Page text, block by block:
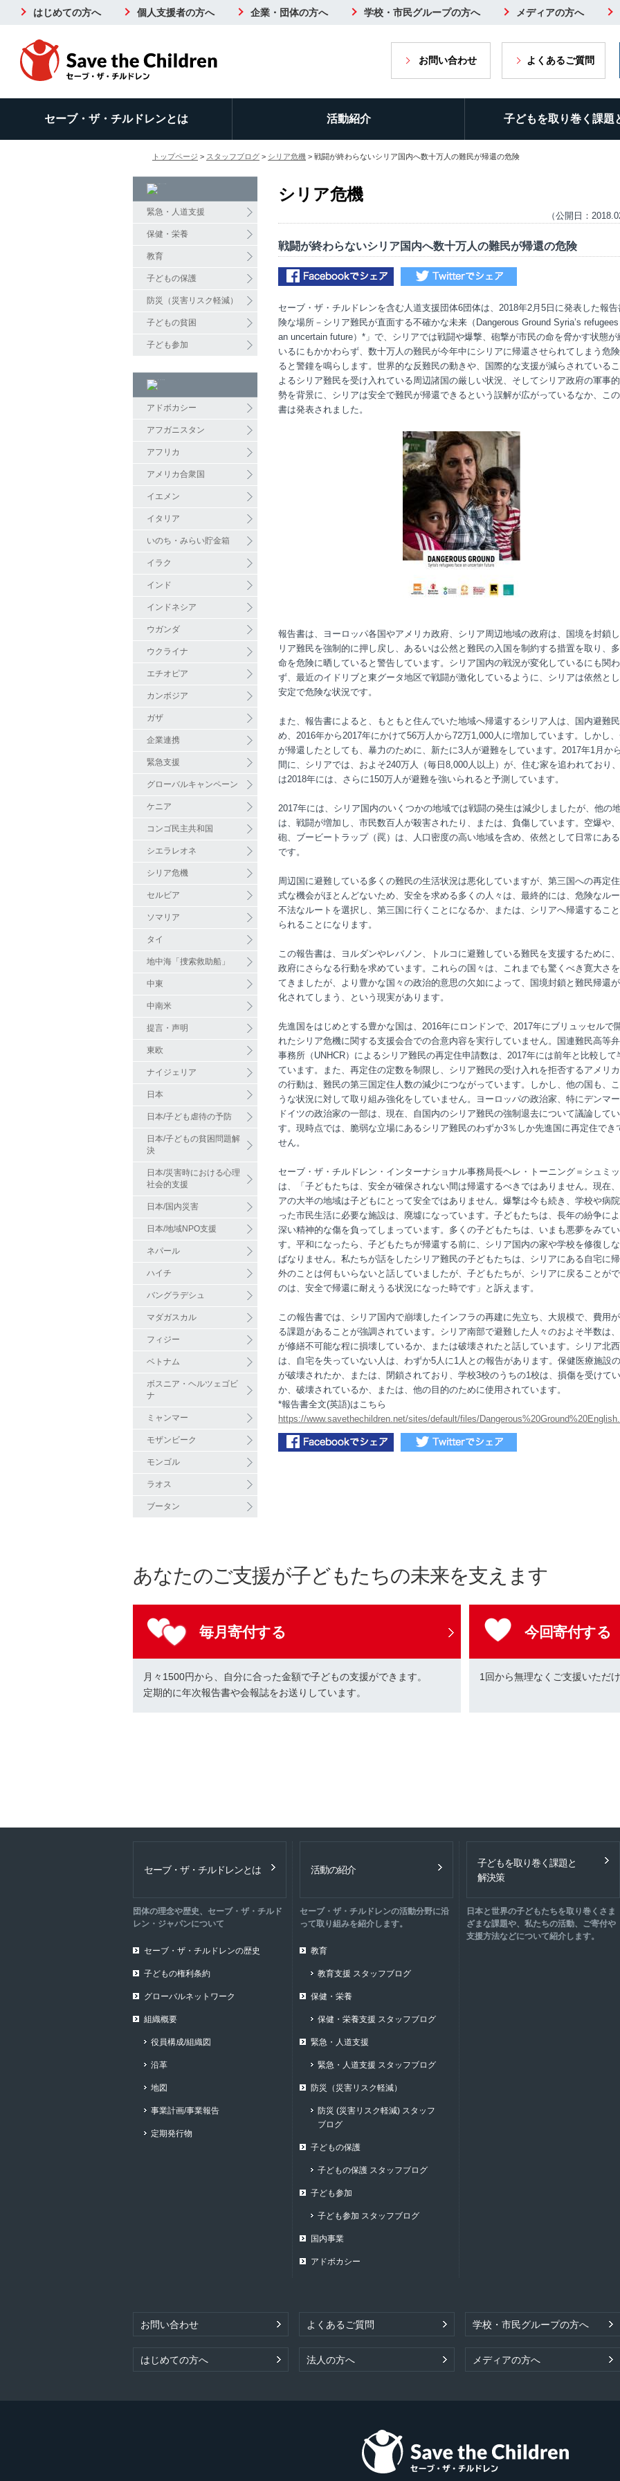
はじめての方へ 個人支援者の方へ 企業・団体の方へ 学校・市民グループの方へ メディアの方へ
お問い合わせ よくあるご質問
セーブ・ザ・チルドレンとは 活動紹介 子どもを取り巻く課題
トップページ > スタッフブログ > シリア危機 > 戦闘が終わらないシリア国内へ数十万人の難民が帰還の危険
緊急・人道支援
保健・栄養
教育
子どもの保護
防災（災害リスク軽減）
子どもの貧困
子ども参加
アドボカシー
アフガニスタン
アフリカ
アメリカ合衆国
イエメン
イタリア
いのち・みらい貯金箱
イラク
インド
インドネシア
ウガンダ
ウクライナ
エチオピア
カンボジア
ガザ
企業連携
緊急支援
グローバルキャンペーン
ケニア
コンゴ民主共和国
シエラレオネ
シリア危機
セルビア
ソマリア
タイ
地中海「捜索救助船」
中東
中南米
提言・声明
東欧
ナイジェリア
日本
日本/子ども虐待の予防
日本/子どもの貧困問題解
決
日本/災害時における心理
社会的支援
日本/国内災害
日本/地域NPO支援
ネパール
ハイチ
バングラデシュ
マダガスカル
フィジー
ベトナム
ボスニア・ヘルツェゴビ
ナ
ミャンマー
モザンビーク
モンゴル
ラオス
ブータン
シリア危機
（公開日：
戦闘が終わらないシリア国内へ数十万人の難民が帰還の危険
セーブ・ザ・チルドレンを含む人道支援団体6団体は、2018年2月5日に発表した報
険な場所－シリア難民が直面する不確かな未来（Dangerous Ground Syria’s
an uncertain future）*」で、シリアでは戦闘や爆撃、砲撃が市民の命を脅かす状態が
いるにもかかわらず、数十万人の難民が今年中にシリアに帰還させられてしまう危
ると警鐘を鳴らします。世界的な反難民の動きや、国際的な支援が減らされている
よるシリア難民を受け入れている周辺諸国の厳しい状況、そしてシリア政府の軍事
勢を背景に、シリアは安全で難民が帰還できるという誤解が広がっているなか、こ
書は発表されました。
報告書は、ヨーロッパ各国やアメリカ政府、シリア周辺地域の政府は、国境を封鎖
リア難民を強制的に押し戻し、あるいは公然と難民の入国を制約する措置を取り、
命を危険に晒していると警告しています。シリア国内の戦況が変化しているにも関
ず、最近のイドリブと東グータ地区で戦闘が激化しているように、シリアは依然と
安定で危険な状況です。
また、報告書によると、もともと住んでいた地域へ帰還するシリア人は、国内避難
め、2016年から2017年にかけて56万人から72万1,000人に増加しています。しかし
が帰還したとしても、暴力のために、新たに3人が避難をしています。2017年1月か
間に、シリアでは、およそ240万人（毎日8,000人以上）が、住む家を追われており
は2018年には、さらに150万人が避難を強いられると予測しています。
2017年には、シリア国内のいくつかの地域では戦闘の発生は減少しましたが、他の
は、戦闘が増加し、市民数百人が殺害されたり、または、負傷しています。空爆や
砲、ブービートラップ（罠）は、人口密度の高い地域を含め、依然として日常にあ
です。
周辺国に避難している多くの難民の生活状況は悪化していますが、第三国への再定
式な機会がほとんどないため、安全を求める多くの人々は、最終的には、危険なル
不法なルートを選択し、第三国に行くことになるか、または、シリアへ帰還するこ
られることになります。
この報告書は、ヨルダンやレバノン、トルコに避難している難民を支援するために
政府にさらなる行動を求めています。これらの国々は、これまでも驚くべき寛大さ
てきましたが、より豊かな国々の政治的意思の欠如によって、国境封鎖と難民帰還
化されてしまう、という現実があります。
先進国をはじめとする豊かな国は、2016年にロンドンで、2017年にブリュッセルで
れたシリア危機に関する支援会合での合意内容を実行していません。国連難民高等
事務所（UNHCR）によるシリア難民の再定住申請数は、2017年には前年と比較して
ています。また、再定住の定数を制限し、シリア難民の受け入れを拒否するアメリ
の行動は、難民の第三国定住人数の減少につながっています。しかし、他の国も、
うな状況に対して取り組み強化をしていません。ヨーロッパの政治家、特にデンマ
ドイツの政治家の一部は、現在、自国内のシリア難民の強制退去について議論して
す。現時点では、脆弱な立場にあるシリア難民のわずか3％しか先進国に再定住でき
せん。
セーブ・ザ・チルドレン・インターナショナル事務局長ヘレ・トーニング＝シュミ
は、「子どもたちは、安全が確保されない間は帰還するべきではありません。現在
アの大半の地域は子どもにとって安全ではありません。爆撃は今も続き、学校や病
った市民生活に必要な施設は、廃墟になっています。子どもたちは、長年の紛争に
深い精神的な傷を負ってしまっています。多くの子どもたちは、いまも悪夢をみて
す。平和になったら、子どもたちが帰還する前に、シリア国内の家や学校を修復し
ばなりません。私たちが話をしたシリア難民の子どもたちは、シリアにある自宅に
外のことは何もいらないと話していましたが、子どもたちが、シリアに戻ることが
のは、安全で帰還に耐えうる状況になった時です」と訴えます。
この報告書では、シリア国内で崩壊したインフラの再建に先立ち、大規模で、費用
る課題があることが強調されています。シリア南部で避難した人々のおよそ半数は
が修繕不可能な程に損壊しているか、または破壊されたと話しています。シリア北
は、自宅を失っていない人は、わずか5人に1人との報告があります。保健医療施設
が破壊されたか、または、閉鎖されており、学校3校のうちの1校は、損傷を受けて
か、破壊されているか、または、他の目的のために使用されています。
*報告書全文(英語)はこちら
https://www.savethechildren.net/sites/default/files/
あなたのご支援が子どもたちの未来を支えます
毎月寄付する
月々1500円から、自分に合った金額で子どもの支援ができます。
定期的に年次報告書や会報誌をお送りしています。
今回寄付する
1回から無理なくご支援いただ
セーブ・ザ・チルドレンとは
団体の理念や歴史、セーブ・ザ・チルド
レン・ジャパンについて
セーブ・ザ・チルドレンの歴史
子どもの権利条約
グローバルネットワーク
組織概要
役員構成/組織図
沿革
地図
事業計画/事業報告
定期発行物
活動の紹介
セーブ・ザ・チルドレンの活動分野に沿
って取り組みを紹介します。
教育
教育支援 スタッフブログ
保健・栄養
保健・栄養支援 スタッフブログ
緊急・人道支援
緊急・人道支援 スタッフブログ
防災（災害リスク軽減）
防災 (災害リスク軽減) スタッフ
ブログ
子どもの保護
子どもの保護 スタッフブログ
子ども参加
子ども参加 スタッフブログ
国内事業
アドボカシー
子どもを取り巻く課題と
解決策
日本と世界の子どもたちを取り巻くさま
ざまな課題や、私たちの活動、ご寄付や
支援方法などについて紹介します。
お問い合わせ よくあるご質問 学校・市民グループの方へ
はじめての方へ 法人の方へ メディアの方へ